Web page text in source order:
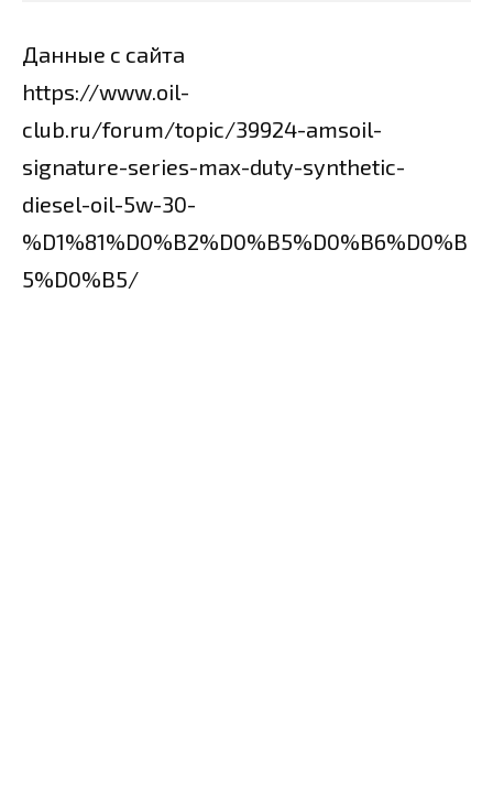
Данные с сайта
https://www.oil-
club.ru/forum/topic/39924-amsoil-
signature-series-max-duty-synthetic-
diesel-oil-5w-30-
%D1%81%D0%B2%D0%B5%D0%B6%D0%B
5%D0%B5/